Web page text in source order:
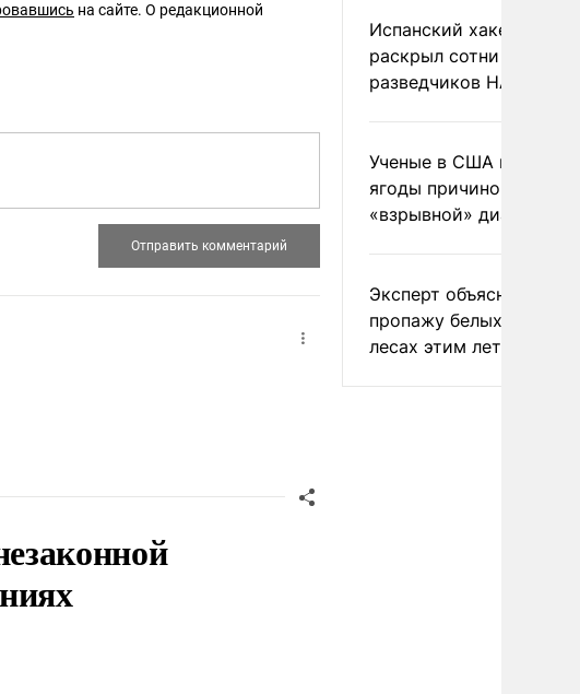
на сайте. О редакционной
Испанский хакер Хиль
раскрыл сотни
разведчиков НАТО и
Ученые в США назвали
ягоды причиной
«взрывной» диареи
Эксперт объяснил
пропажу белых грибов
лесах этим летом